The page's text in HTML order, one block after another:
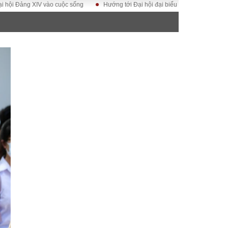
XIV vào cuộc sống Hướng tới Đại hội đại biểu toàn quốc Hội Luật gia